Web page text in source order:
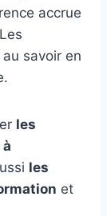
accrue
savoir en
les
les
et